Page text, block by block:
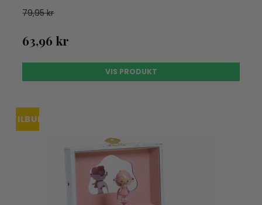
79,95 kr
63,96 kr
VIS PRODUKT
TILBUD